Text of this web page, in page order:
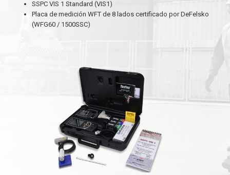
SSPC VIS 1 Standard (VIS1)
Placa de medición WFT de 8 lados certificado por DeFelsko
(WFG60 / 1500SSC)